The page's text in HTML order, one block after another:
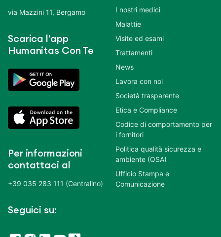
via Mazzini 11, Bergamo
Scarica l’app
Humanitas Con Te
Per informazioni
contattaci al
+39 035 283 111 (Centralino)
Seguici su:
I nostri medici
Malattie
Visite ed esami
Trattamenti
News
Lavora con noi
Società trasparente
Etica e Compliance
Codice di comportamento per
i fornitori
Politica qualità sicurezza e
ambiente (QSA)
Ufficio Stampa e
Comunicazione